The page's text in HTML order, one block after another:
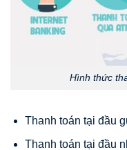
Hình thức
Thanh toán tại đầu
Thanh toán tại đầu